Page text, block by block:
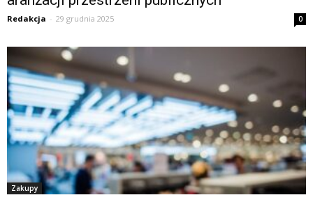
Redakcja - 29 grudnia 2025 0
Zakupy